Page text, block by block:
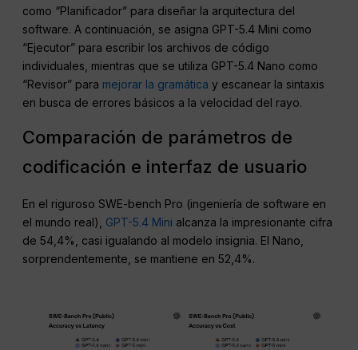
como “Planificador” para diseñar la arquitectura del
software. A continuación, se asigna GPT-5.4 Mini como
“Ejecutor” para escribir los archivos de código
individuales, mientras que se utiliza GPT-5.4 Nano como
“Revisor” para mejorar la gramática y escanear la sintaxis
en busca de errores básicos a la velocidad del rayo.
Comparación de parámetros de
codificación e interfaz de usuario
En el riguroso SWE-bench Pro (ingeniería de software en
el mundo real), GPT-5.4 Mini alcanza la impresionante cifra
de 54,4%, casi igualando al modelo insignia. El Nano,
sorprendentemente, se mantiene en 52,4%.